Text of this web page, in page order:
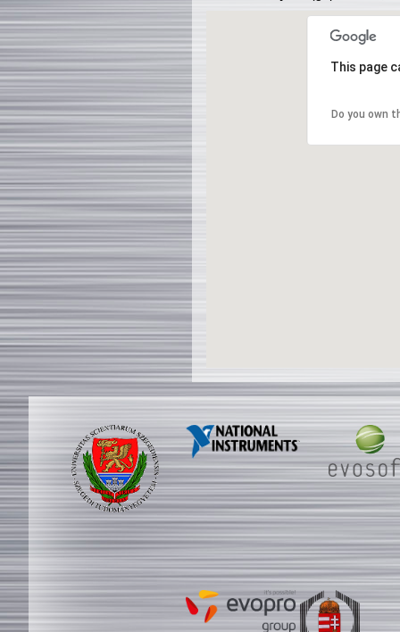
This page
Do you own